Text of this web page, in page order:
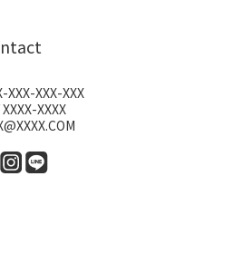
XXX-XXX
XXXX